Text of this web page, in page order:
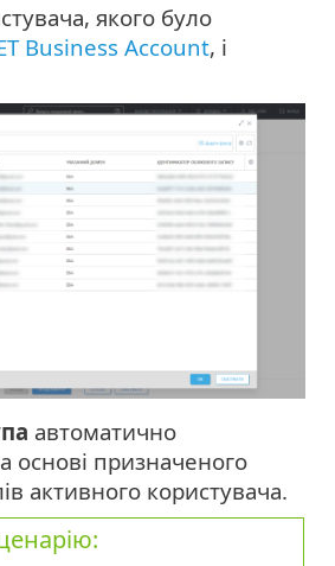
якого було
Business Account, і
автоматично
основі призначеного
активного користувача.